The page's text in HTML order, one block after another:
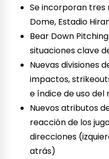
Se incorporan tres
Dome, Estadio
Bear Down
situaciones clave
Nuevas divisiones
impactos,
e índice de uso
Nuevos atributos
reacción de los
direcciones
atrás)